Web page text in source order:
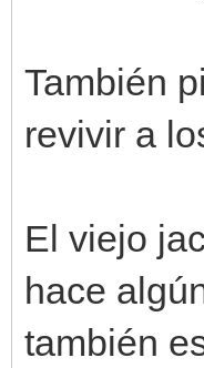
También
revivir a
El viejo
hace
también